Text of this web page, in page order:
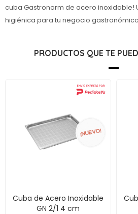
cuba Gastronorm de acero inoxidable!
higiénica para tu negocio
PRODUCTOS QUE TE
Cuba de Acero Inoxidable
GN 2/1 4 cm